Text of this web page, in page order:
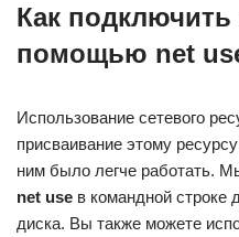
Как подключить
помощью net
Использование сетевого
присваивание этому
ним было легче работать.
net use в командной строке
диска. Вы также можете